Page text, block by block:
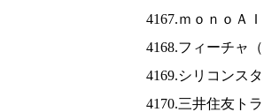
4167.ｍｏｎｏＡ
4168.フィーチャ（
4169.シリコンス
4170.三井住友ト